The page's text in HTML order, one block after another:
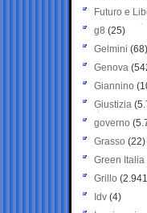
Futuro e
g8 (25)
Gelmini (68)
Genova
Giannino
Giustizia
governo
Grasso (22)
Green Italia
Grillo
Idv (4)